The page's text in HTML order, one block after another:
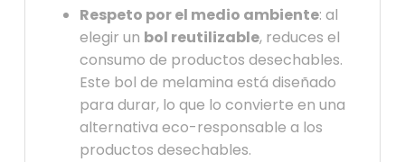
Respeto por el medio ambiente: al
elegir un bol reutilizable, reduces el
consumo de productos desechables.
Este bol de melamina está diseñado
para durar, lo que lo convierte en una
alternativa eco-responsable a los
productos desechables.